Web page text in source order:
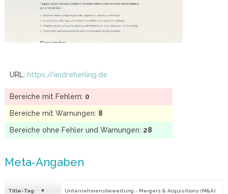
URL: https://andreherling.de
Bereiche mit Fehlern: 0
Bereiche mit Warnungen: 8
Bereiche ohne Fehler und Warnungen: 28
Meta-Angaben
Title-Tag Unternehmensbewertung - Mergers & Acquisitions (M&A)